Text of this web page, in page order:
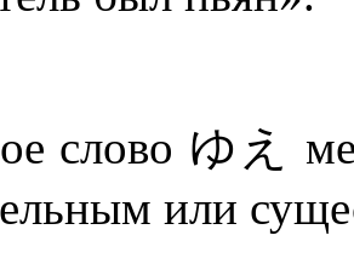
слово ゆえ
или